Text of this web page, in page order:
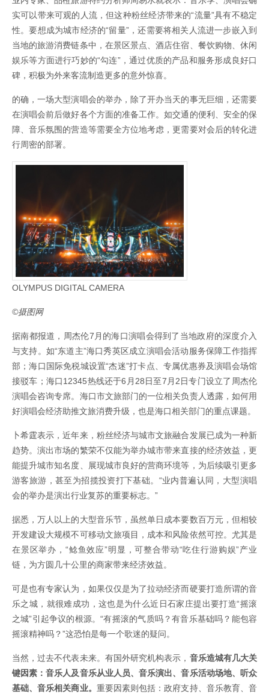
实可以带来可观的人流，但这种粉丝经济带来的“流量”具有不稳定
性。要想成为城市经济的“留量”，还需要将相关人流进一步嵌入到
当地的旅游消费链条中，在景区景点、酒店住宿、餐饮购物、休闲
娱乐等方面进行巧妙的“勾连”，通过优质的产品和服务形成良好口
碑，积极为外来客流制造更多的意外惊喜。
的确，一场大型演唱会的举办，除了开办当天的事无巨细，还需要
在演唱会前后做好各个方面的准备工作。如交通的便利、安全的保
障、音乐氛围的营造等需要全方位地考虑，更需要对会后的转化进
行周密的部署。
OLYMPUS DIGITAL CAMERA
©摄图网
据南都报道，周杰伦7月的海口演唱会得到了当地政府的深度介入
与支持。如“东道主”海口秀英区成立演唱会活动服务保障工作指挥
部；海口国际免税城设置“杰迷”打卡点、专属优惠券及演唱会场馆
接驳车；海口12345热线还于6月28日至7月2日专门设立了周杰伦
演唱会咨询专席。海口市文旅部门的一位相关负责人透露，如何用
好演唱会经济助推文旅消费升级，也是海口相关部门的重点课题。
卜希霆表示，近年来，粉丝经济与城市文旅融合发展已成为一种新
趋势。演出市场的繁荣不仅能为举办城市带来直接的经济效益，更
能提升城市知名度、展现城市良好的营商环境等，为后续吸引更多
游客旅游，甚至为招揽投资打下基础。“业内普遍认同，大型演唱
会的举办是演出行业复苏的重要标志。”
据悉，万人以上的大型音乐节，虽然单日成本要数百万元，但相较
开发建设大规模不可移动文旅项目，成本和风险依然可控。尤其是
在景区举办，“鲶鱼效应”明显，可整合带动“吃住行游购娱”产业
链，为方圆几十公里的商家带来经济效益。
可是也有专家认为，如果仅仅是为了拉动经济而硬要打造所谓的音
乐之城，就很难成功，这也是为什么近日石家庄提出要打造“摇滚
之城”引起争议的根源。“有摇滚的气质吗？有音乐基础吗？能包容
摇滚精神吗？”这恐怕是每一个歌迷的疑问。
当然，过去不代表未来。有国外研究机构表示， 音乐造城有几大关
键因素：音乐人及音乐从业人员、音乐演出、音乐活动场地、听众
基础、音乐相关商业。 重要因素则包括：政府支持、音乐教育、音